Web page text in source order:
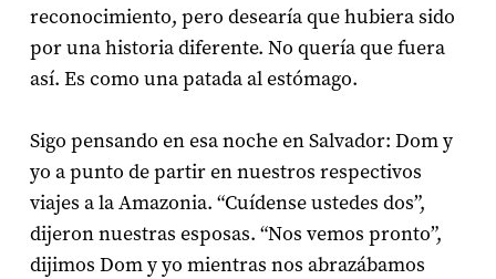
reconocimiento, pero desearía que hubiera sido
por una historia diferente. No quería que fuera
así. Es como una patada al estómago.
Sigo pensando en esa noche en Salvador: Dom y
yo a punto de partir en nuestros respectivos
viajes a la Amazonia. “Cuídense ustedes dos”,
dijeron nuestras esposas. “Nos vemos pronto”,
dijimos Dom y yo mientras nos abrazábamos